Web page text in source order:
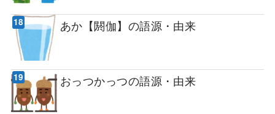
あか【閼伽】の語源・由来
おっつかっつの語源・由来